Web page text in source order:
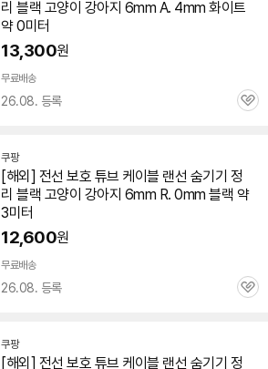
리 블랙 고양이 강아지 6mm A. 4mm 화이트
약 0미터
13,300원
무료배송
26.08. 등록
관
쿠팡
[해외] 전선 보호 튜브 케이블 랜선 숨기기 정
리 블랙 고양이 강아지 6mm R. 0mm 블랙 약
3미터
12,600원
무료배송
26.08. 등록
관
쿠팡
[해외] 전선 보호 튜브 케이블 랜선 숨기기 정